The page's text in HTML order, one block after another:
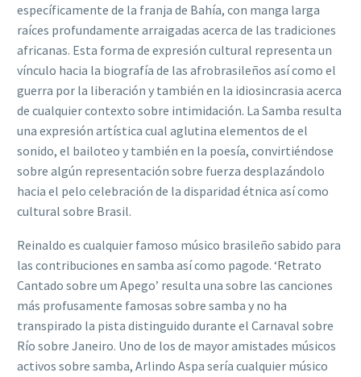
específicamente de la franja de Bahía, con manga larga
raíces profundamente arraigadas acerca de las tradiciones
africanas. Esta forma de expresión cultural representa un
vínculo hacia la biografía de las afrobrasileños así­ como el
guerra por la liberación y también en la idiosincrasia acerca
de cualquier contexto sobre intimidación. La Samba resulta
una expresión artística cual aglutina elementos de el
sonido, el bailoteo y también en la poesía, convirtiéndose
sobre algún representación sobre fuerza desplazándolo
hacia el pelo celebración de la disparidad étnica así­ como
cultural sobre Brasil.
Reinaldo es cualquier famoso músico brasileño sabido para
las contribuciones en samba así­ como pagode. ‘Retrato
Cantado sobre um Apego’ resulta una sobre las canciones
más profusamente famosas sobre samba y no ha
transpirado la pista distinguido durante el Carnaval sobre
Río sobre Janeiro. Uno de los de mayor amistades músicos
activos sobre samba, Arlindo Aspa serí­a cualquier músico